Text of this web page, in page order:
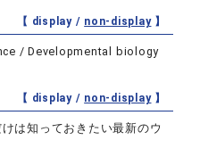
【 display / non-display】
/ Developmental biology
【 display / non-display】
は知っておきたい最新のウ